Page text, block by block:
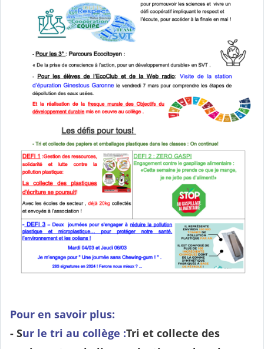
Pour en savoir plus:
- Sur le tri au collège :Tri et collecte des